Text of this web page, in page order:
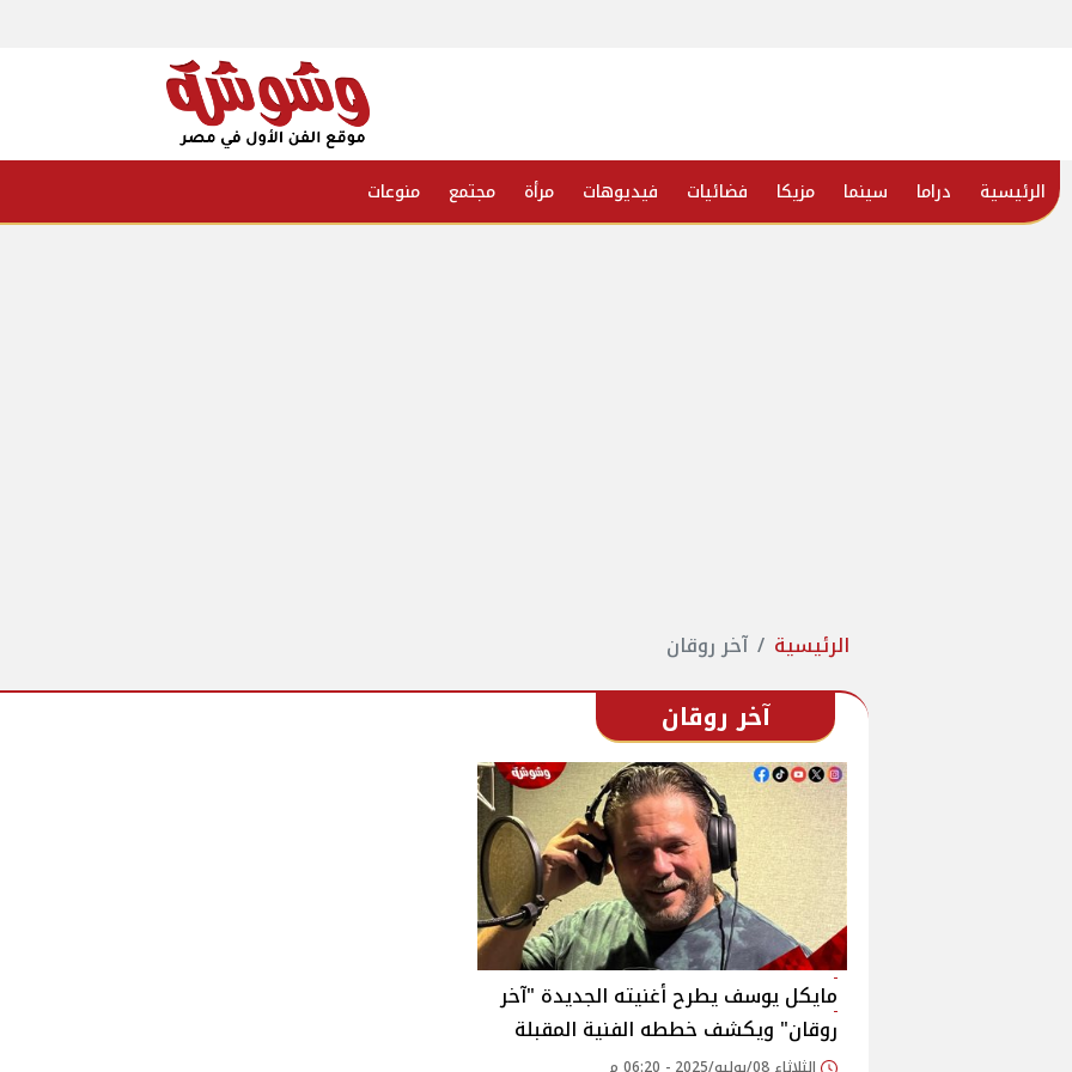
الرئيسية دراما سينما مزيكا فضائيات فيديوهات مرأة مجتمع منوعات
الرئيسية آخر روقان
آخر روقان
مايكل يوسف يطرح أغنيته الجديدة "آخر
روقان" ويكشف خططه الفنية المقبلة